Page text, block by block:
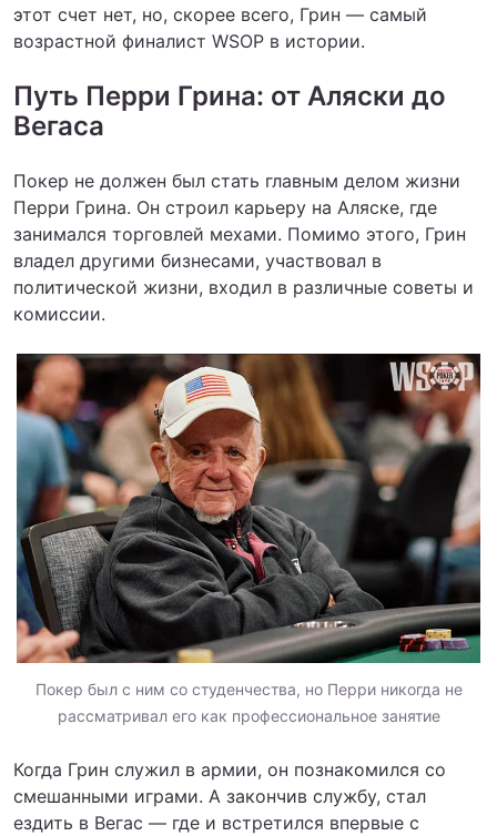
этот счет нет, но, скорее всего, Грин — самый
возрастной финалист WSOP в истории.
Путь Перри Грина: от Аляски до
Вегаса
Покер не должен был стать главным делом жизни
Перри Грина. Он строил карьеру на Аляске, где
занимался торговлей мехами. Помимо этого, Грин
владел другими бизнесами, участвовал в
политической жизни, входил в различные советы и
комиссии.
Покер был с ним со студенчества, но Перри никогда не
рассматривал его как профессиональное занятие
Когда Грин служил в армии, он познакомился со
смешанными играми. А закончив службу, стал
ездить в Вегас — где и встретился впервые с